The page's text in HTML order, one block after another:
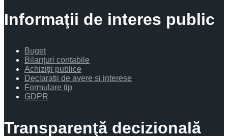
Informaţii de interes public
Buget
Bilanţuri contabile
Achiziţii publice
Declaratii de avere si interese
Formulare tip
GDPR
Transparenţă decizională